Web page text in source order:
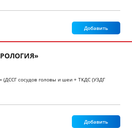
Добавить
сосудов головы и шеи + ТКДС (УЗДГ
Добавить